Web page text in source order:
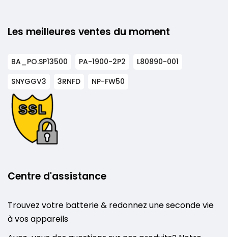
Les meilleures ventes du moment
BA_PO.SP13500 PA-1900-2P2
L80890-001
SNYGGV3
3RNFD NP-FW50
Centre d'assistance
Trouvez votre batterie & redonnez une seconde vie
à vos appareils